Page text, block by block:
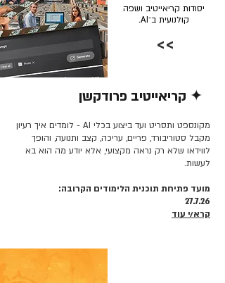
יסודות קריאייטיב ושפה
קולנועית ב־AI.
>>
✦ קריאייטיב פרודקשן
מקונספט ותסריט ועד ביצוע בכלי AI - לומדים איך רעיון
מקבל סטוריבורד, פריים, עריכה, קצב ותנועה, והופך
לווידאו שלא רק נראה מקצועי, אלא יודע מה הוא בא
לעשות.
מועד פתיחת תוכנית הלימודים הקרובה:
27.7.26
קרא/י עוד